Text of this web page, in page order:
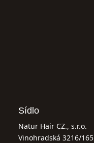
Sídlo
Natur Hair CZ., s.r.o.
Vinohradská 3216/165